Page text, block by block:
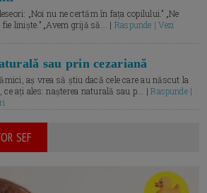
„Noi nu ne certăm în fața copilului.” „Ne
liniște.” „Avem grijă să... | Raspunde | Vezi
sau prin cezariană
aș vrea să știu dacă cele care au născut la
ce ați ales: nașterea naturală sau p... |Raspunde |
SEF